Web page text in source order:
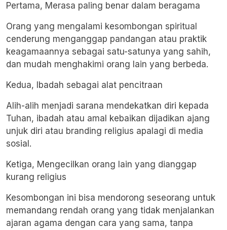
Pertama, Merasa paling benar dalam beragama
Orang yang mengalami kesombongan spiritual
cenderung menganggap pandangan atau praktik
keagamaannya sebagai satu-satunya yang sahih,
dan mudah menghakimi orang lain yang berbeda.
Kedua, Ibadah sebagai alat pencitraan
Alih-alih menjadi sarana mendekatkan diri kepada
Tuhan, ibadah atau amal kebaikan dijadikan ajang
unjuk diri atau branding religius apalagi di media
sosial.
Ketiga, Mengecilkan orang lain yang dianggap
kurang religius
Kesombongan ini bisa mendorong seseorang untuk
memandang rendah orang yang tidak menjalankan
ajaran agama dengan cara yang sama, tanpa